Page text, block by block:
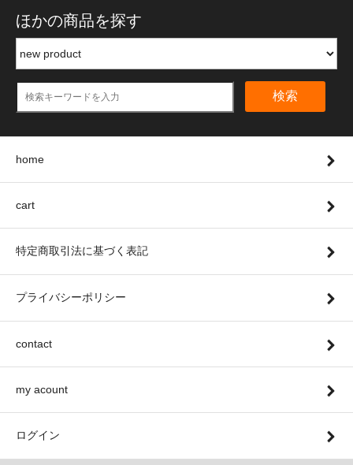
ほかの商品を探す
検索
home
cart
特定商取引法に基づく表記
プライバシーポリシー
contact
my acount
ログイン